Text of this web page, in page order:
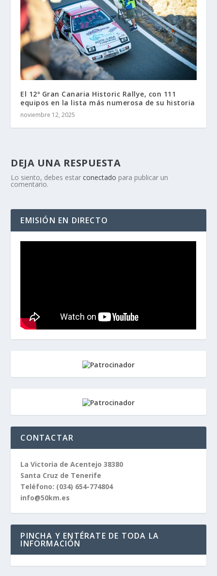
El 12º Gran Canaria Historic Rallye, con 111
equipos en la lista más numerosa de su historia
noviembre 12, 2025
DEJA UNA RESPUESTA
Lo siento, debes estarconectado para publicar un
comentario.
EMISIÓN EN DIRECTO
CONTACTAR
La Victoria de Acentejo 38380
Santa Cruz de Tenerife
Teléfono: (034) 654-774804
info@50km.es
PINCHA Y ENTÉRATE DE TODA LA
INFORMACIÓN